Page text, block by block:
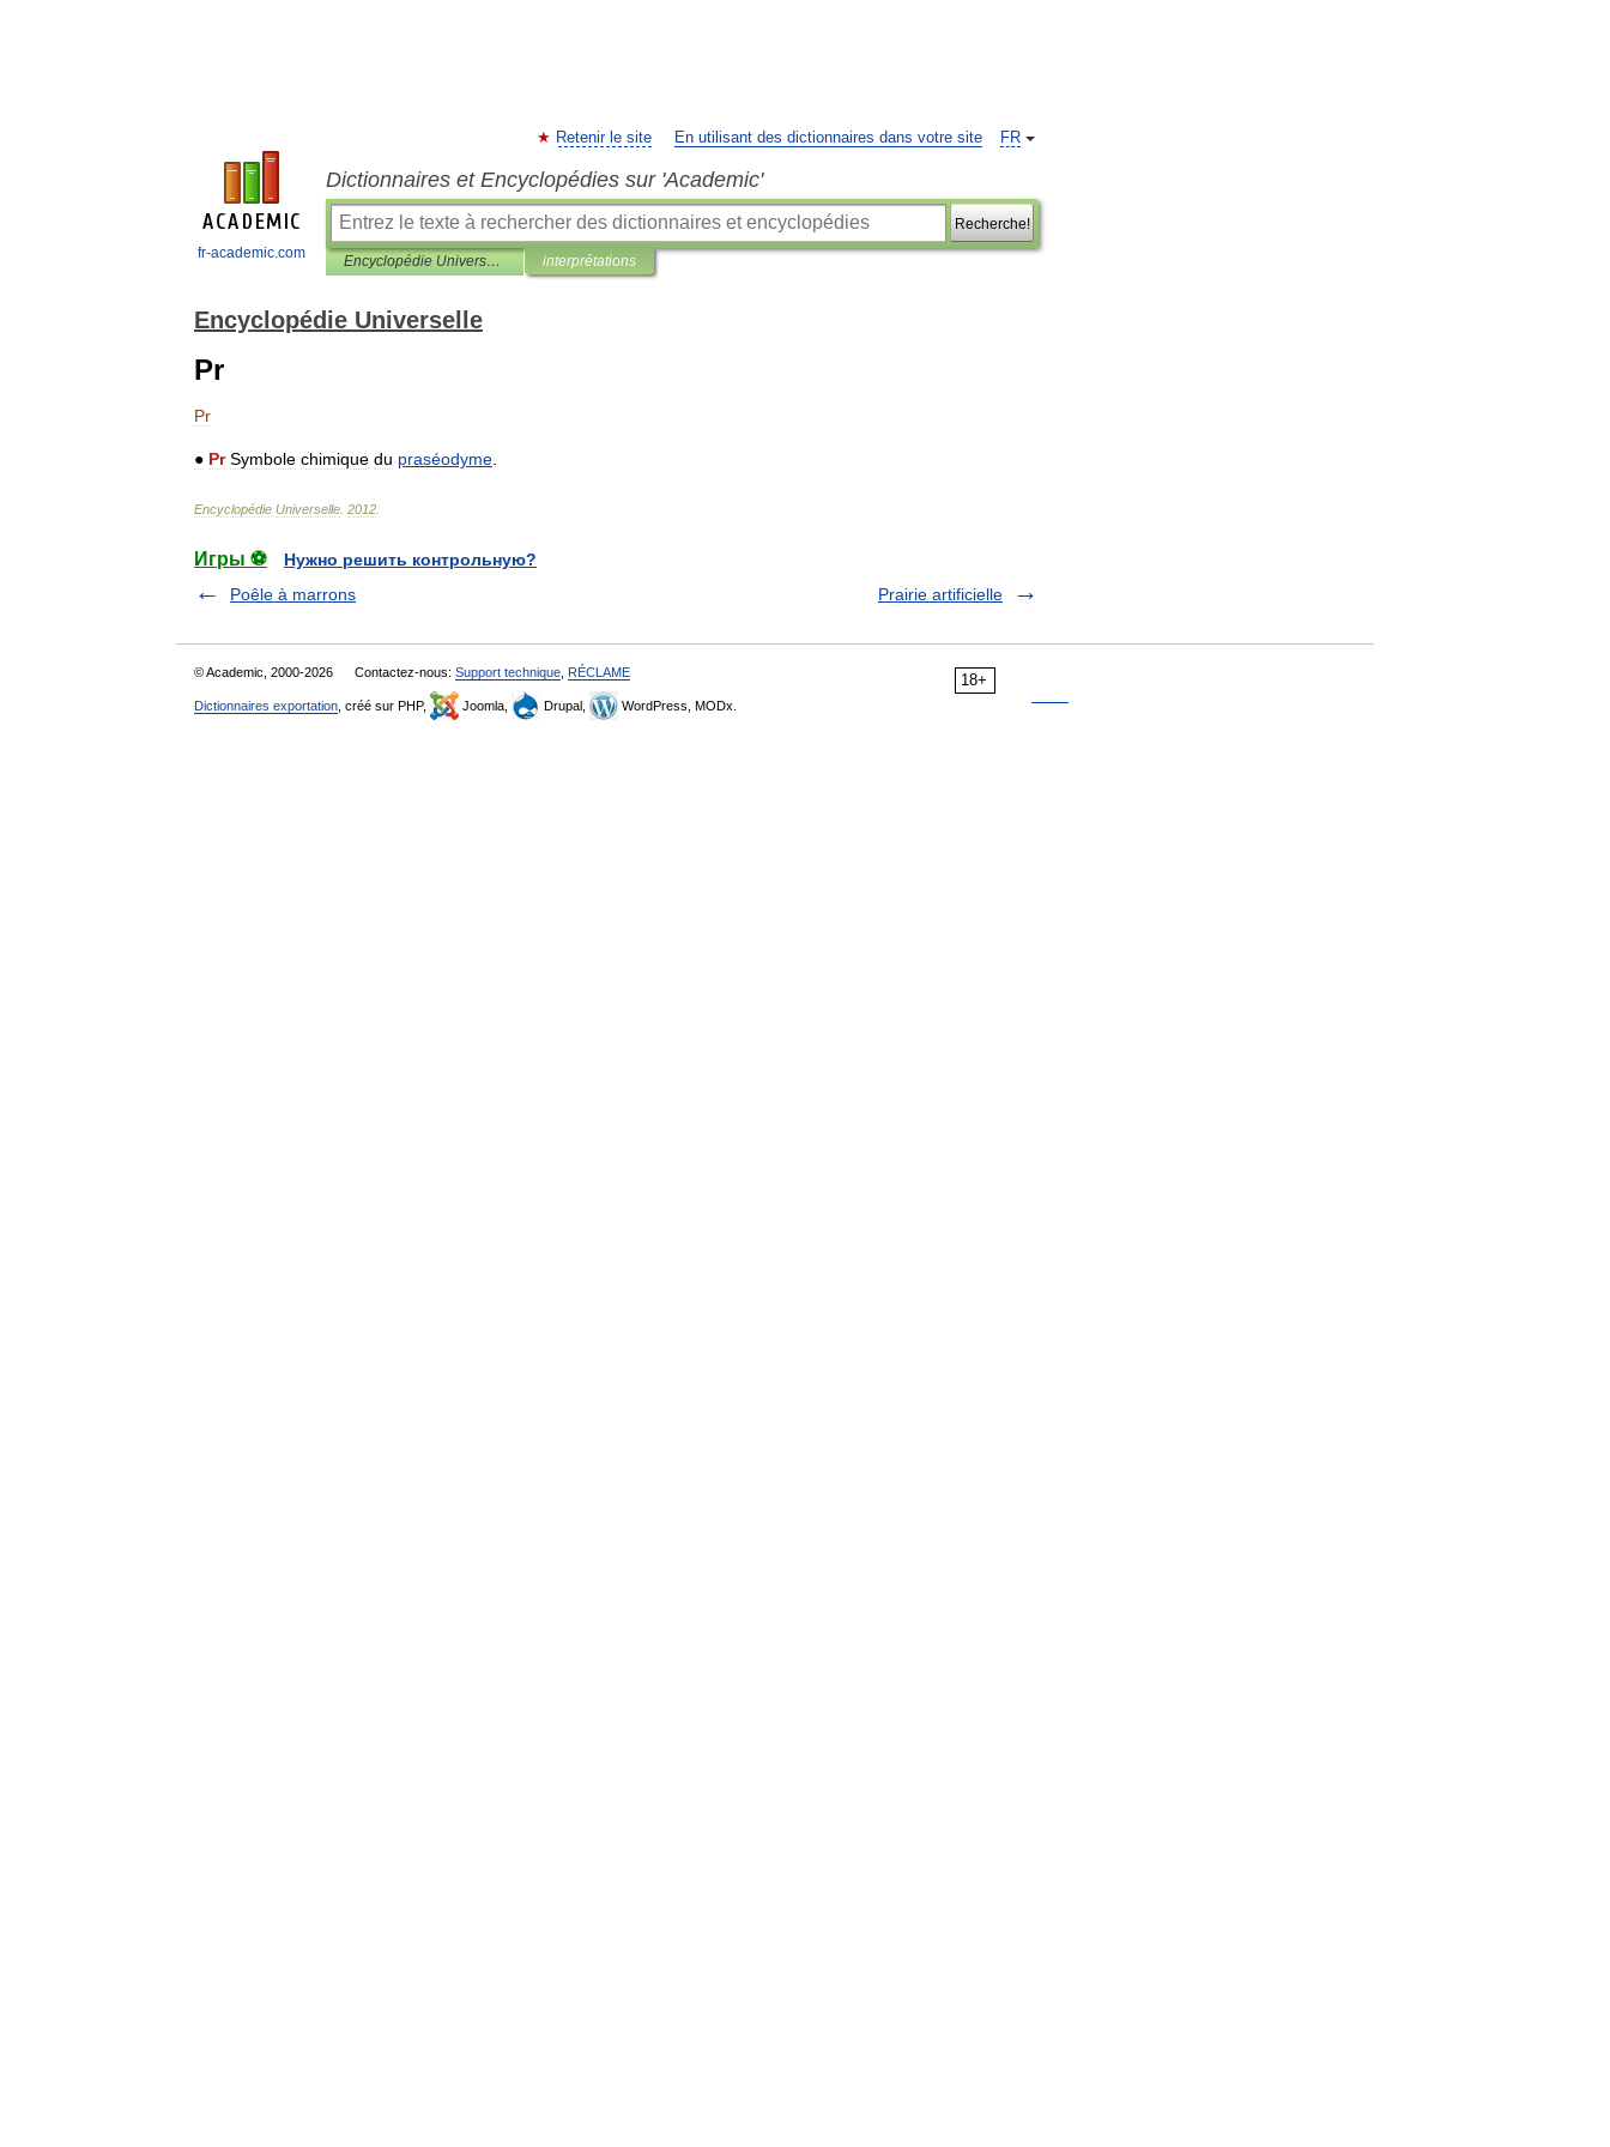
fr-academic.com
FR
Retenir le site En utilisant des dictionnaires dans votre site
Dictionnaires et Encyclopédies sur 'Academic'
Recherche!
Encyclopédie Universelle interprétations
Encyclopédie Universelle
Pr
Pr
● Pr Symbole chimique du praséodyme
Encyclopédie Universelle 2012
Игры ⚽
Нужно решить контрольную?
Poêle à marrons
Prairie artificielle
18+
© Academic, 2000-2026 Contactez-nous: Support technique RÉCLAME
Dictionnaires exportation , créé sur PHP, Joomla, Drupal, WordPress, MODx.